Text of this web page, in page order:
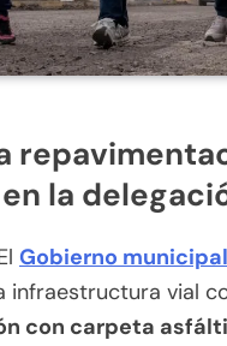
la
Gobierno
infraestructura vial
con carpeta